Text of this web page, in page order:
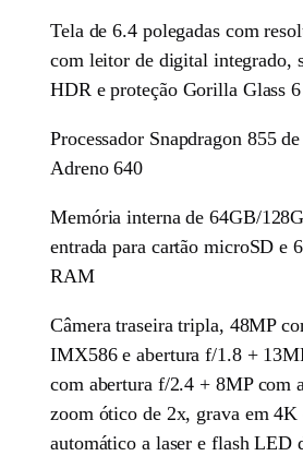
Tela de 6.4 polegadas com
com leitor de digital integrado,
HDR e proteção Gorilla Glass 6
Processador Snapdragon 855
Adreno 640
Memória interna de 64GB/
entrada para cartão microSD e
RAM
Câmera traseira tripla, 48MP
IMX586 e abertura f/1.8 +
com abertura f/2.4 + 8MP com
zoom ótico de 2x, grava em
automático a laser e flash LED